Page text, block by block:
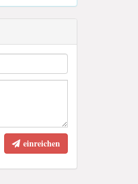
einreichen